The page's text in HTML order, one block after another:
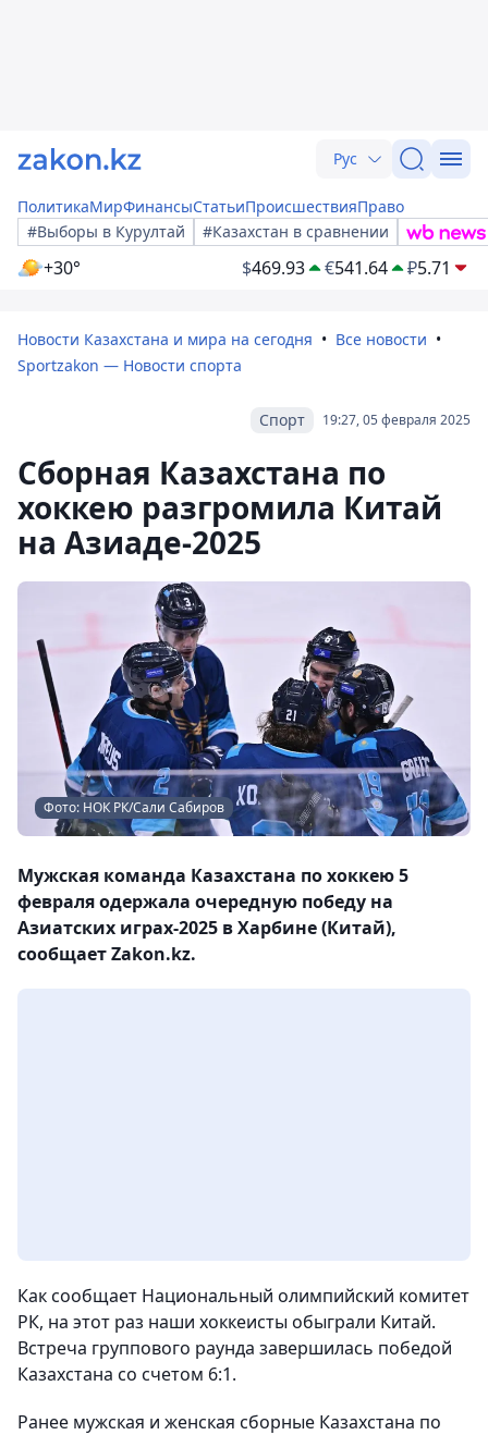
Рус
ПолитикаМирФинансыСтатьиПроисшествияПраво
#Выборы в Курултай
#Казахстан в сравнении
+30° $469.93 €541.64 ₽5.71
Новости Казахстана и мира на сегодня
Все новости
Sportzakon — Новости спорта
19:27, 05 февраля 2025
Спорт
Сборная Казахстана по
хоккею разгромила Китай
на Азиаде-2025
Фото: НОК РК/Сали Сабиров
Мужская команда Казахстана по хоккею 5
февраля одержала очередную победу на
Азиатских играх-2025 в Харбине (Китай),
сообщает Zakon.kz.
Как сообщает Национальный олимпийский комитет
РК, на этот раз наши хоккеисты обыграли Китай.
Встреча группового раунда завершилась победой
Казахстана со счетом 6:1.
Ранее мужская и женская сборные Казахстана по